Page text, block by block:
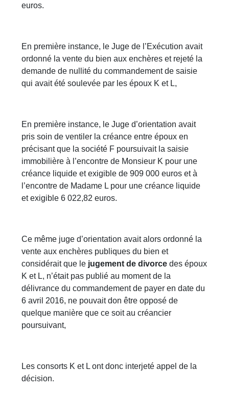
euros.
En première instance, le Juge de l’Exécution avait
ordonné la vente du bien aux enchères et rejeté la
demande de nullité du commandement de saisie
qui avait été soulevée par les époux K et L,
En première instance, le Juge d’orientation avait
pris soin de ventiler la créance entre époux en
précisant que la société F poursuivait la saisie
immobilière à l’encontre de Monsieur K pour une
créance liquide et exigible de 909 000 euros et à
l’encontre de Madame L pour une créance liquide
et exigible 6 022,82 euros.
Ce même juge d’orientation avait alors ordonné la
vente aux enchères publiques du bien et
considérait que le jugement de divorce des époux
K et L, n’était pas publié au moment de la
délivrance du commandement de payer en date du
6 avril 2016, ne pouvait don être opposé de
quelque manière que ce soit au créancier
poursuivant,
Les consorts K et L ont donc interjeté appel de la
décision.